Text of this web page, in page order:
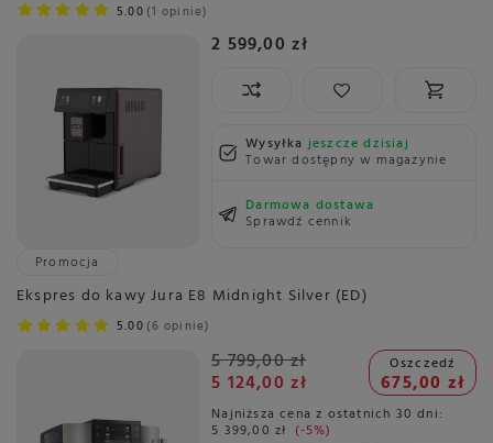
5.00 1 opinie
2 599,00 zł
Wysyłkajeszcze dzisiaj
Towar dostępny w magazynie
Darmowa dostawa
Sprawdź cennik
Promocja
Ekspres do kawy Jura E8 Midnight Silver (ED)
5.00 6 opinie
5 799,00 zł
5 124,00 zł
Oszczedź
675,00 zł
Najniższa cena z ostatnich 30 dni:
5 399,00 zł -5%